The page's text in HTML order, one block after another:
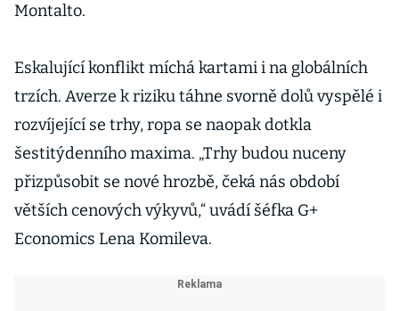
Montalto.
Eskalující konflikt míchá kartami i na globálních
trzích. Averze k riziku táhne svorně dolů vyspělé i
rozvíjející se trhy, ropa se naopak dotkla
šestitýdenního maxima. „Trhy budou nuceny
přizpůsobit se nové hrozbě, čeká nás období
větších cenových výkyvů,“ uvádí šéfka G+
Economics Lena Komileva.